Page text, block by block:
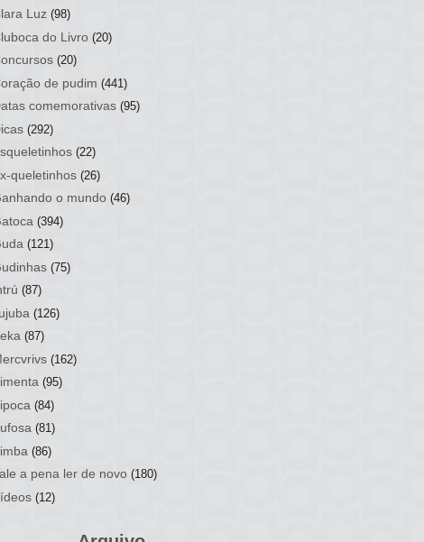
Luz (98)
do Livro (20)
(20)
de pudim (441)
comemorativas (95)
(292)
(22)
queletinhos (26)
o mundo (46)
(394)
(121)
(75)
(87)
(126)
(87)
(162)
(95)
(84)
(81)
(86)
a pena ler de novo (180)
(12)